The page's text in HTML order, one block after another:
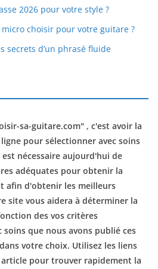
2026 pour votre style ?
choisir pour votre guitare ?
secrets d’un phrasé fluide
sa-guitare.com" , c'est avoir la
pour sélectionner avec soins
nécessaire aujourd'hui de
adéquates pour obtenir la
afin d'obtenir les meilleurs
site vous aidera à déterminer la
des vos critères
soins que nous avons publié ces
votre choix. Utilisez les liens
pour trouver rapidement la